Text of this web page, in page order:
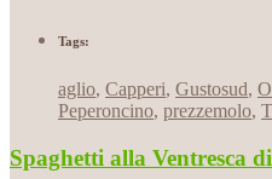
Tags:
aglio, Capperi, Gustosud,
Peperoncino, prezzemolo,
Spaghetti alla Ventresca